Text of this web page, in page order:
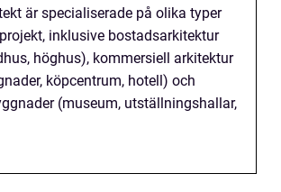
är specialiserade på olika typer
inklusive bostadsarkitektur
höghus), kommersiell arkitektur
köpcentrum, hotell) och
(museum, utställningshallar,